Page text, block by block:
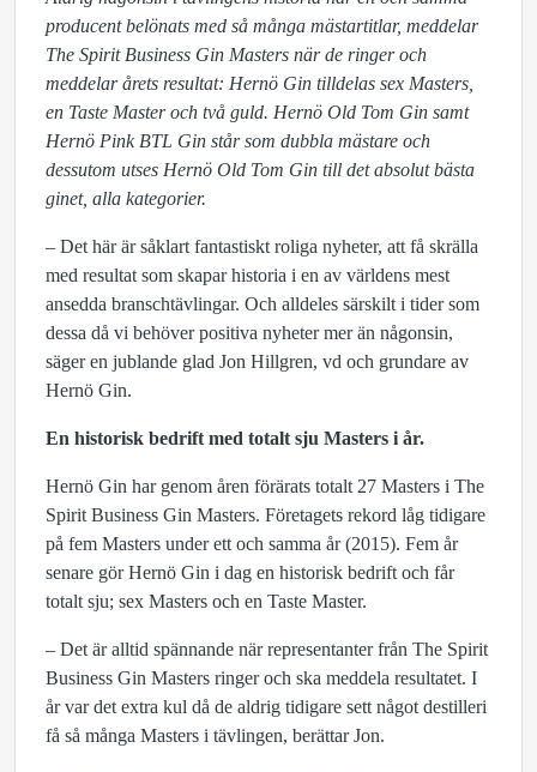
producent belönats med så många mästartitlar, meddelar
The Spirit Business Gin Masters när de ringer och
meddelar årets resultat: Hernö Gin tilldelas sex Masters,
en Taste Master och två guld. Hernö Old Tom Gin samt
Hernö Pink BTL Gin står som dubbla mästare och
dessutom utses Hernö Old Tom Gin till det absolut bästa
ginet, alla kategorier.
– Det här är såklart fantastiskt roliga nyheter, att få skrälla
med resultat som skapar historia i en av världens mest
ansedda branschtävlingar. Och alldeles särskilt i tider som
dessa då vi behöver positiva nyheter mer än någonsin,
säger en jublande glad Jon Hillgren, vd och grundare av
Hernö Gin.
En historisk bedrift med totalt sju Masters i år.
Hernö Gin har genom åren förärats totalt 27 Masters i The
Spirit Business Gin Masters. Företagets rekord låg tidigare
på fem Masters under ett och samma år (2015). Fem år
senare gör Hernö Gin i dag en historisk bedrift och får
totalt sju; sex Masters och en Taste Master.
– Det är alltid spännande när representanter från The Spirit
Business Gin Masters ringer och ska meddela resultatet. I
år var det extra kul då de aldrig tidigare sett något destilleri
få så många Masters i tävlingen, berättar Jon.